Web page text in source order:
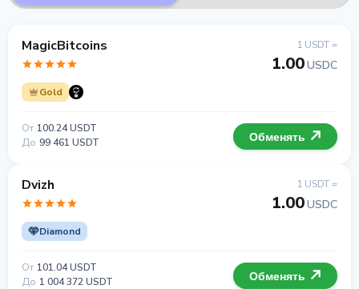
MagicBitcoins
Gold
1 USDT =
1.00USDC
От 100.24 USDT
До 99 461 USDT Обменять
Dvizh
Diamond
1 USDT =
1.00USDC
От 101.04 USDT
До 1 004 372 USDT Обменять